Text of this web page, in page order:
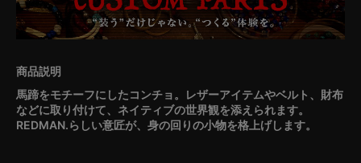
馬蹄をモチーフにしたコンチョ。レザーアイテムやベルト、財布
などに取り付けて、ネイティブの世界観を添えられます。
REDMAN.らしい意匠が、身の回りの小物を格上げします。